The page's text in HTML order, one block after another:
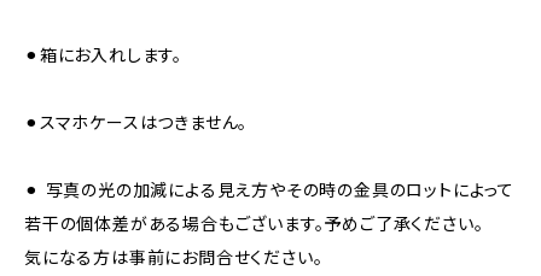
⚫︎箱にお入れします。
⚫︎スマホケースはつきません。
⚫︎ 写真の光の加減による見え方やその時の金具のロットによって
若干の個体差がある場合もございます。予めご了承ください。
気になる方は事前にお問合せください。